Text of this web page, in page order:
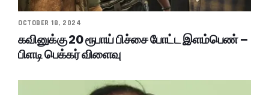
OCTOBER 18, 2024
கவினுக்கு 20 ரூபாய் பிச்சை போட்ட இளம்பெண் –
பிளடி பெக்கர் விளைவு